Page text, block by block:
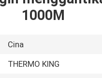
1000M
Cina
THERMO KING